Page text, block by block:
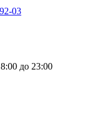
03
до 23:00